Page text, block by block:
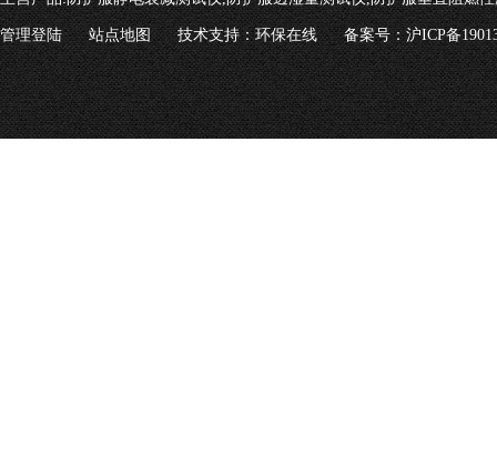
管理登陆 站点地图 技术支持：环保在线 备案号：沪ICP备